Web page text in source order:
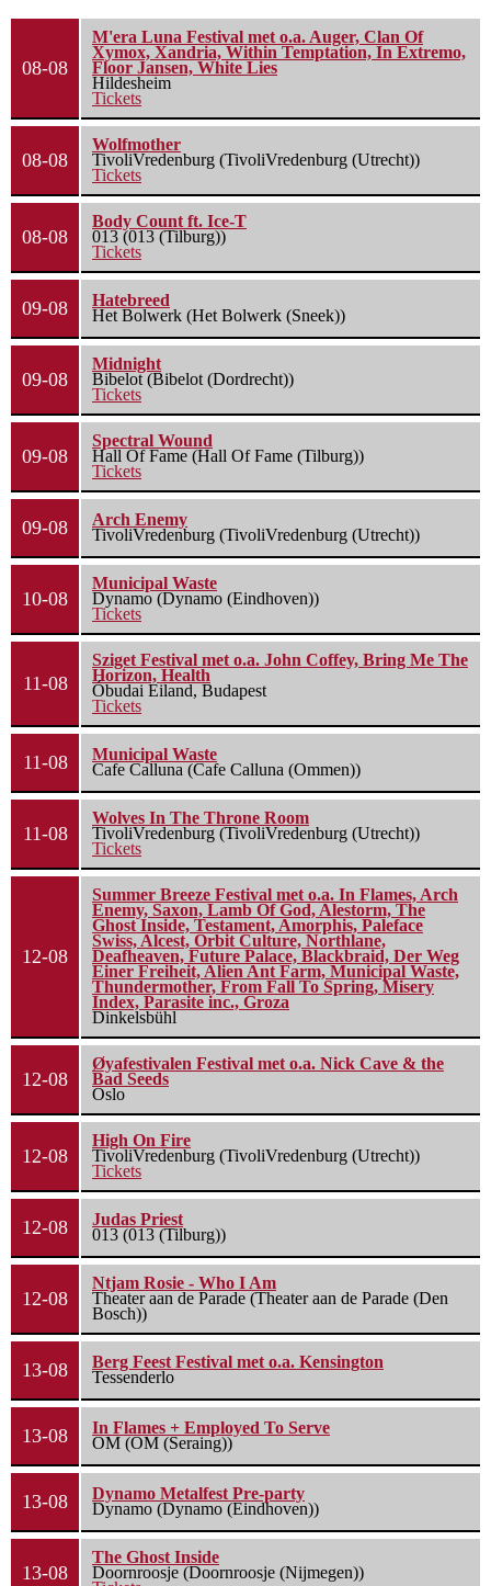
08-08
M'era Luna Festival met o.a. Auger, Clan Of
Xymox, Xandria, Within Temptation, In Extremo,
Floor Jansen, White Lies
Hildesheim
Tickets
08-08
Wolfmother
TivoliVredenburg (TivoliVredenburg (Utrecht))
Tickets
08-08
Body Count ft. Ice-T
013 (013 (Tilburg))
Tickets
09-08
Hatebreed
Het Bolwerk (Het Bolwerk (Sneek))
09-08
Midnight
Bibelot (Bibelot (Dordrecht))
Tickets
09-08
Spectral Wound
Hall Of Fame (Hall Of Fame (Tilburg))
Tickets
09-08
Arch Enemy
TivoliVredenburg (TivoliVredenburg (Utrecht))
10-08
Municipal Waste
Dynamo (Dynamo (Eindhoven))
Tickets
11-08
Sziget Festival met o.a. John Coffey, Bring Me The
Horizon, Health
Óbudai Eiland, Budapest
Tickets
11-08
Municipal Waste
Cafe Calluna (Cafe Calluna (Ommen))
11-08
Wolves In The Throne Room
TivoliVredenburg (TivoliVredenburg (Utrecht))
Tickets
12-08
Summer Breeze Festival met o.a. In Flames, Arch
Enemy, Saxon, Lamb Of God, Alestorm, The
Ghost Inside, Testament, Amorphis, Paleface
Swiss, Alcest, Orbit Culture, Northlane,
Deafheaven, Future Palace, Blackbraid, Der Weg
Einer Freiheit, Alien Ant Farm, Municipal Waste,
Thundermother, From Fall To Spring, Misery
Index, Parasite inc., Groza
Dinkelsbühl
12-08
Øyafestivalen Festival met o.a. Nick Cave & the
Bad Seeds
Oslo
12-08
High On Fire
TivoliVredenburg (TivoliVredenburg (Utrecht))
Tickets
12-08
Judas Priest
013 (013 (Tilburg))
12-08
Ntjam Rosie - Who I Am
Theater aan de Parade (Theater aan de Parade (Den
Bosch))
13-08
Berg Feest Festival met o.a. Kensington
Tessenderlo
13-08
In Flames + Employed To Serve
OM (OM (Seraing))
13-08
Dynamo Metalfest Pre-party
Dynamo (Dynamo (Eindhoven))
13-08
The Ghost Inside
Doornroosje (Doornroosje (Nijmegen))